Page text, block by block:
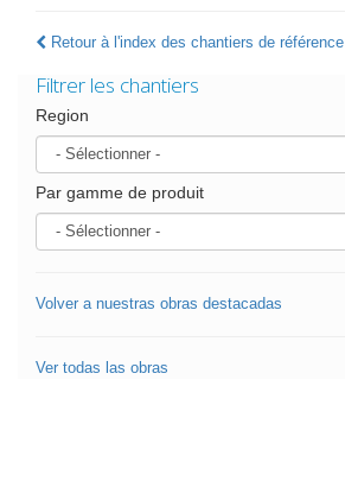
Retour à l'index des chantiers de référence
Filtrer les chantiers
Region
Par gamme de produit
Volver a nuestras obras destacadas
Ver todas las obras